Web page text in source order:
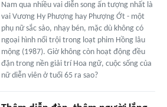
Nam qua nhiều vai diễn song ấn tượng nhất là
vai Vương Hy Phượng hay Phượng Ớt - một
phụ nữ sắc sảo, nhạy bén, mặc dù không có
ngoại hình nổi trội trong loạt phim Hồng lâu
mộng (1987). Giờ không còn hoạt động đều
đặn trong nền giải trí Hoa ngữ, cuộc sống của
nữ diễn viên ở tuổi 65 ra sao?